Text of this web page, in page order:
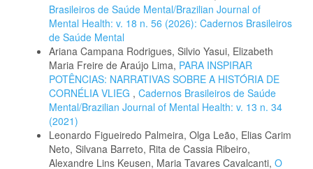
Brasileiros de Saúde Mental/Brazilian Journal of
Mental Health: v. 18 n. 56 (2026): Cadernos Brasileiros
de Saúde Mental
Ariana Campana Rodrigues, Silvio Yasui, Elizabeth
Maria Freire de Araújo Lima, PARA INSPIRAR
POTÊNCIAS: NARRATIVAS SOBRE A HISTÓRIA DE
CORNÉLIA VLIEG , Cadernos Brasileiros de Saúde
Mental/Brazilian Journal of Mental Health: v. 13 n. 34
(2021)
Leonardo Figueiredo Palmeira, Olga Leão, Elias Carim
Neto, Silvana Barreto, Rita de Cassia Ribeiro,
Alexandre Lins Keusen, Maria Tavares Cavalcanti, O